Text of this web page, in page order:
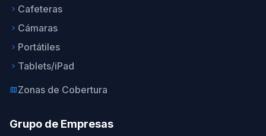
keyboard_arrow_right Cafeteras
keyboard_arrow_right Cámaras
keyboard_arrow_right Portátiles
keyboard_arrow_right Tablets/iPad
mapZonas de Cobertura
Grupo de Empresas